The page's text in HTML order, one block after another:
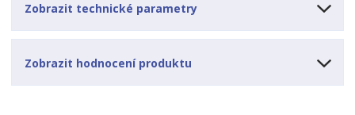
Zobrazit technické parametry
Zobrazit hodnocení produktu